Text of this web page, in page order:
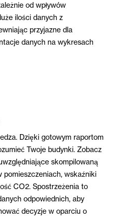
od wpływów
ilości danych z
przyjazne dla
danych na wykresach
Dzięki gotowym raportom
Twoje budynki. Zobacz
skompilowaną
pomieszczeniach, wskaźniki
CO2. Spostrzeżenia to
odpowiednich, aby
decyzje w oparciu o